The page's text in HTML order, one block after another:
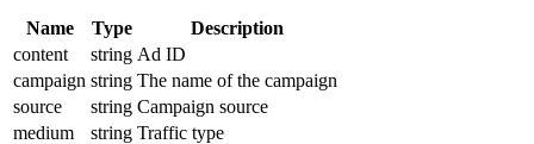
Name Type
Description
content
string Ad ID
campaign string The name of the campaign
source
string Campaign source
medium
string Traffic type